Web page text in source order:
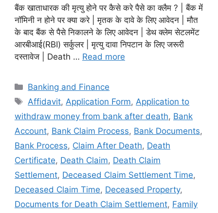
बैंक खाताधारक की मृत्यु होने पर कैसे करे पैसे का क्लैम ? | बैंक में
नॉमिनी न होने पर क्या करे | मृतक के दावे के लिए आवेदन | मौत
के बाद बैंक से पैसे निकालने के लिए आवेदन | डेथ क्लेम सेटलमेंट
आरबीआई(RBI) सर्कुलर | मृत्यु दावा निपटान के लिए जरूरी
दस्तावेज | Death … Read more
Categories
Banking and Finance
Tags
Affidavit, Application Form, Application to
withdraw money from bank after death, Bank
Account, Bank Claim Process, Bank Documents,
Bank Process, Claim After Death, Death
Certificate, Death Claim, Death Claim
Settlement, Deceased Claim Settlement Time,
Deceased Claim Time, Deceased Property,
Documents for Death Claim Settlement, Family